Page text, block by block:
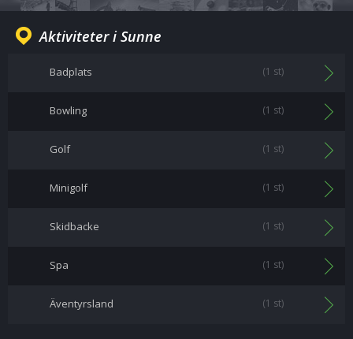
Aktiviteter i Sunne
Badplats (1 st)
Bowling (1 st)
Golf (1 st)
Minigolf (1 st)
Skidbacke (1 st)
Spa (1 st)
Äventyrsland (1 st)